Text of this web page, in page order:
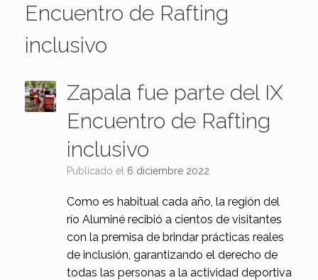
Encuentro de Rafting
inclusivo
Zapala fue parte del IX
Encuentro de Rafting
inclusivo
Publicado el 6 diciembre 2022
Como es habitual cada año, la región del
río Aluminé recibió a cientos de visitantes
con la premisa de brindar prácticas reales
de inclusión, garantizando el derecho de
todas las personas a la actividad deportiva